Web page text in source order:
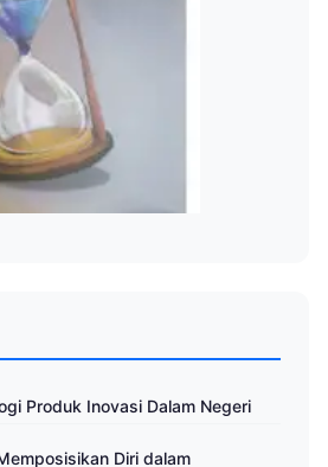
Produk Inovasi Dalam Negeri
Diri dalam